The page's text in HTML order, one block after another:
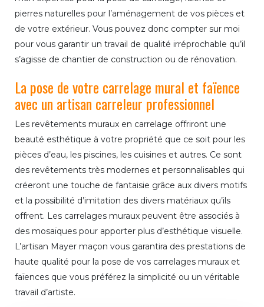
pierres naturelles pour l’aménagement de vos pièces et
de votre extérieur. Vous pouvez donc compter sur moi
pour vous garantir un travail de qualité irréprochable qu’il
s’agisse de chantier de construction ou de rénovation.
La pose de votre carrelage mural et faïence
avec un artisan carreleur professionnel
Les revêtements muraux en carrelage offriront une
beauté esthétique à votre propriété que ce soit pour les
pièces d’eau, les piscines, les cuisines et autres. Ce sont
des revêtements très modernes et personnalisables qui
créeront une touche de fantaisie grâce aux divers motifs
et la possibilité d’imitation des divers matériaux qu’ils
offrent. Les carrelages muraux peuvent être associés à
des mosaïques pour apporter plus d’esthétique visuelle.
L’artisan Mayer maçon vous garantira des prestations de
haute qualité pour la pose de vos carrelages muraux et
faïences que vous préférez la simplicité ou un véritable
travail d’artiste.